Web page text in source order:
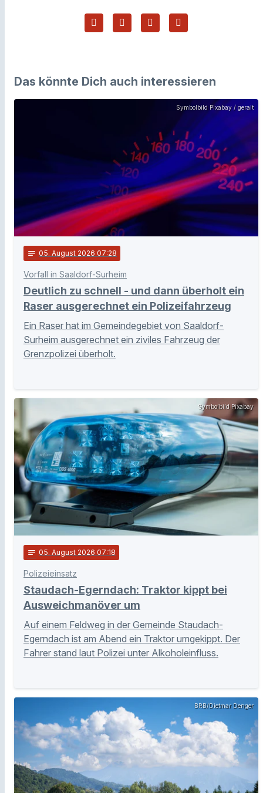
Das könnte Dich auch interessieren
Symbolbild Pixabay / geralt
notes 05. August 2026 07:28
Vorfall in Saaldorf-Surheim
Deutlich zu schnell - und dann überholt ein
Raser ausgerechnet ein Polizeifahrzeug
Ein Raser hat im Gemeindegebiet von Saaldorf-
Surheim ausgerechnet ein ziviles Fahrzeug der
Grenzpolizei überholt.
Symbolbild Pixabay
notes 05. August 2026 07:18
Polizeieinsatz
Staudach-Egerndach: Traktor kippt bei
Ausweichmanöver um
Auf einem Feldweg in der Gemeinde Staudach-
Egerndach ist am Abend ein Traktor umgekippt. Der
Fahrer stand laut Polizei unter Alkoholeinfluss.
BRB/Dietmar Denger